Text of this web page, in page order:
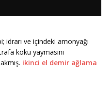
idrarı ve içindeki amonyağı
koku yaymasını
ikinci el demir ağlama